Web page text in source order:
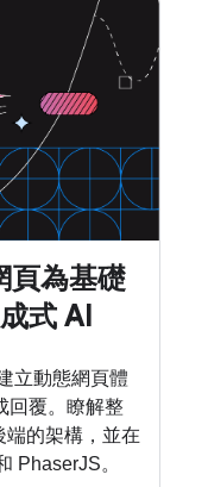
頁為基礎
式 AI
立動態網頁體
回覆。瞭解整
端的架構，並在
PhaserJS。